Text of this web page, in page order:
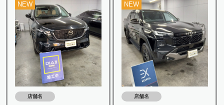
NEW
店舗名
NEW
店舗名